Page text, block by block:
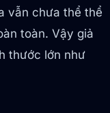
vẫn chưa thể thể
toàn. Vậy giả
thước lớn như